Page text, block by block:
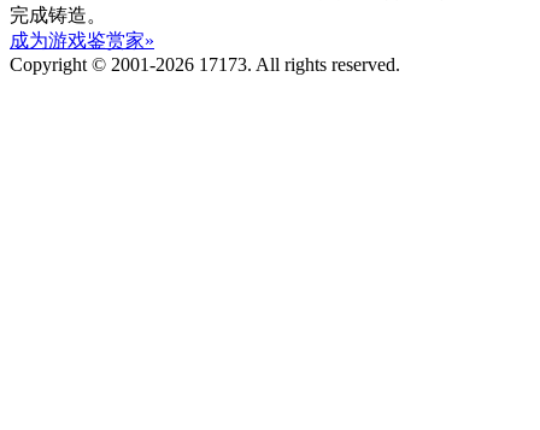
完成铸造。
成为游戏鉴赏家»
Copyright © 2001-2026 17173. All rights reserved.